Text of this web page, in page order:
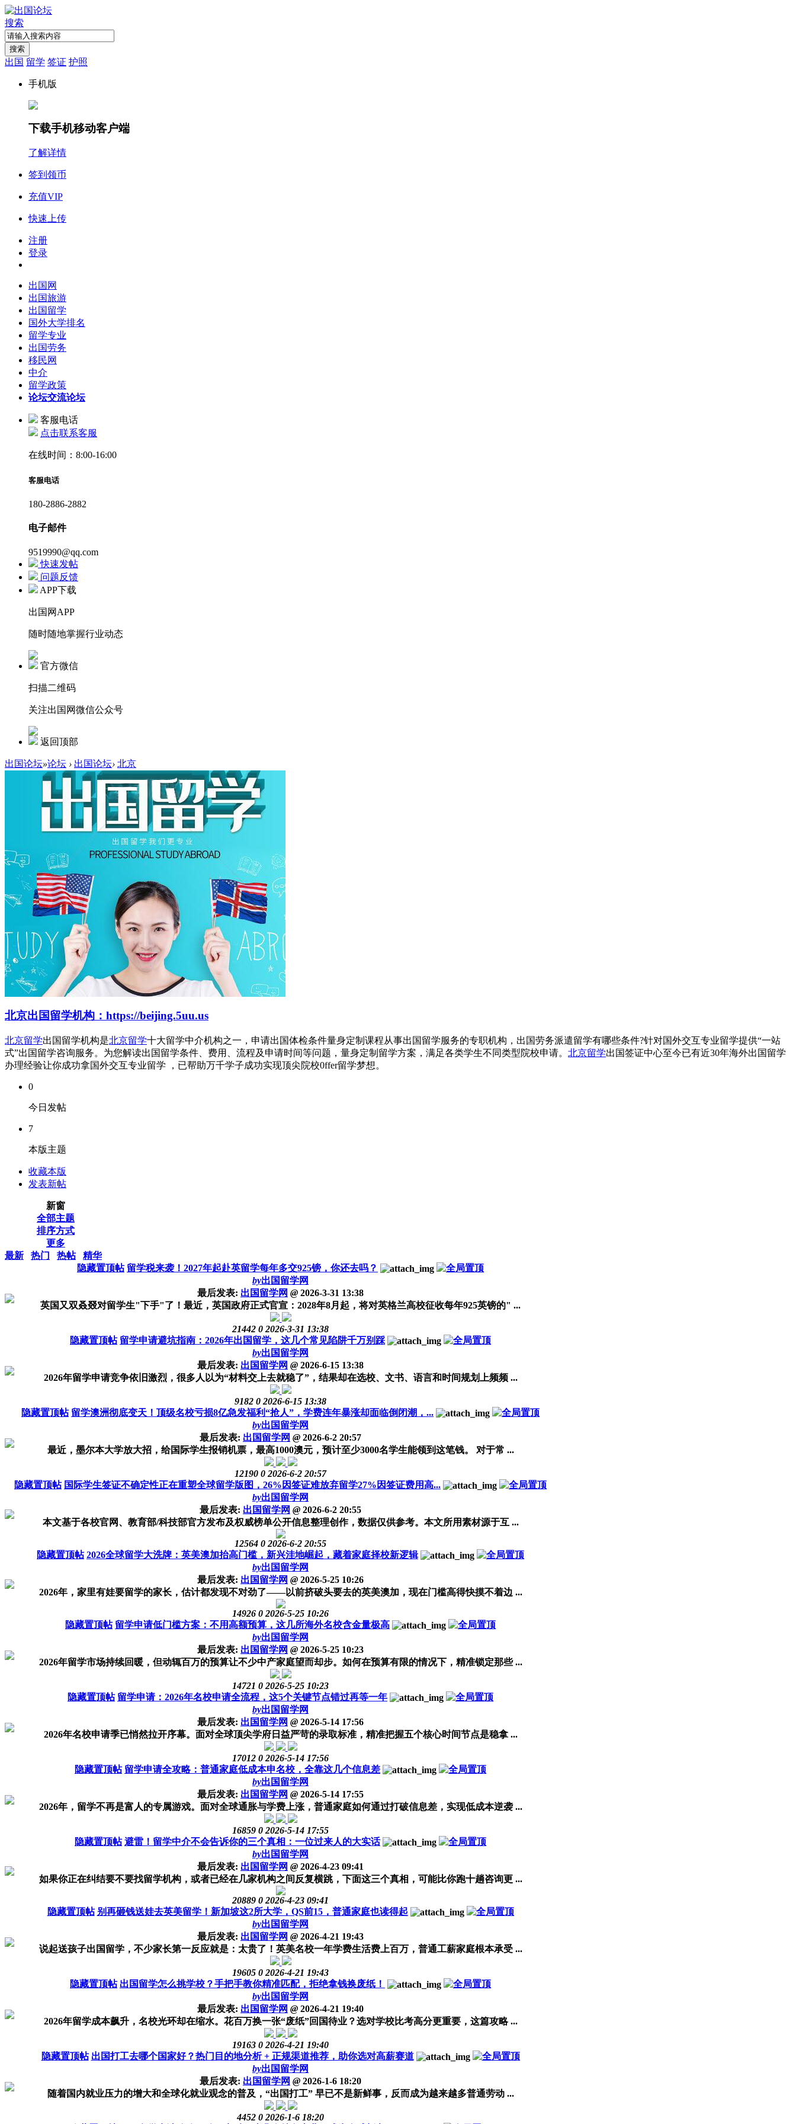
搜索
搜索
出国 留学 签证 护照
手机版
下载手机移动客户端
了解详情
签到领币
充值VIP
快速上传
注册
登录
出国网
出国旅游
出国留学
国外大学排名
留学专业
出国劳务
移民网
中介
留学政策
论坛交流论坛
客服电话
点击联系客服
在线时间：8:00-16:00
客服电话
180-2886-2882
电子邮件
9519990@qq.com
快速发帖
问题反馈
APP下载
出国网APP
随时随地掌握行业动态
官方微信
扫描二维码
关注出国网微信公众号
返回顶部
出国论坛»论坛 › 出国论坛› 北京
北京出国留学机构：https://beijing.5uu.us
北京留学出国留学机构是北京留学十大留学中介机构之一，申请出国体检条件量身定制课程从事出国留学服务的专职机构，出国劳务派遣留学有哪些条件?针对国外交互专业留学提供“一站
式”出国留学咨询服务。为您解读出国留学条件、费用、流程及申请时间等问题，量身定制留学方案，满足各类学生不同类型院校申请。 北京留学出国签证中心至今已有近30年海外出国留学
办理经验让你成功拿国外交互专业留学 ，已帮助万千学子成功实现顶尖院校0ffer留学梦想。
0
今日发帖
7
本版主题
收藏本版
发表新帖
新窗
全部主题
排序方式
更多
最新
热门 热帖
精华
隐藏置顶帖 留学税来袭！2027年起赴英留学每年多交925镑，你还去吗？
by出国留学网
最后发表: 出国留学网 @ 2026-3-31 13:38
英国又双叒叕对留学生"下手"了！最近，英国政府正式官宣：2028年8月起，将对英格兰高校征收每年925英镑的" ...
21442 0 2026-3-31 13:38
隐藏置顶帖 留学申请避坑指南：2026年出国留学，这几个常见陷阱千万别踩
by出国留学网
最后发表: 出国留学网 @ 2026-6-15 13:38
2026年留学申请竞争依旧激烈，很多人以为“材料交上去就稳了”，结果却在选校、文书、语言和时间规划上频频 ...
9182 0 2026-6-15 13:38
隐藏置顶帖 留学澳洲彻底变天！顶级名校亏损8亿急发福利“抢人”，学费连年暴涨却面临倒闭潮，...
by出国留学网
最后发表: 出国留学网 @ 2026-6-2 20:57
最近，墨尔本大学放大招，给国际学生报销机票，最高1000澳元，预计至少3000名学生能领到这笔钱。 对于常 ...
12190 0 2026-6-2 20:57
隐藏置顶帖 国际学生签证不确定性正在重塑全球留学版图，26%因签证难放弃留学27%因签证费用高...
by出国留学网
最后发表: 出国留学网 @ 2026-6-2 20:55
本文基于各校官网、教育部/科技部官方发布及权威榜单公开信息整理创作，数据仅供参考。本文所用素材源于互 ...
12564 0 2026-6-2 20:55
隐藏置顶帖 2026全球留学大洗牌：英美澳加抬高门槛，新兴洼地崛起，藏着家庭择校新逻辑
by出国留学网
最后发表: 出国留学网 @ 2026-5-25 10:26
2026年，家里有娃要留学的家长，估计都发现不对劲了——以前挤破头要去的英美澳加，现在门槛高得快摸不着边 ...
14926 0 2026-5-25 10:26
隐藏置顶帖 留学申请低门槛方案：不用高额预算，这几所海外名校含金量极高
by出国留学网
最后发表: 出国留学网 @ 2026-5-25 10:23
2026年留学市场持续回暖，但动辄百万的预算让不少中产家庭望而却步。如何在预算有限的情况下，精准锁定那些 ...
14721 0 2026-5-25 10:23
隐藏置顶帖 留学申请：2026年名校申请全流程，这5个关键节点错过再等一年
by出国留学网
最后发表: 出国留学网 @ 2026-5-14 17:56
2026年名校申请季已悄然拉开序幕。面对全球顶尖学府日益严苛的录取标准，精准把握五个核心时间节点是稳拿 ...
17012 0 2026-5-14 17:56
隐藏置顶帖 留学申请全攻略：普通家庭低成本申名校，全靠这几个信息差
by出国留学网
最后发表: 出国留学网 @ 2026-5-14 17:55
2026年，留学不再是富人的专属游戏。面对全球通胀与学费上涨，普通家庭如何通过打破信息差，实现低成本逆袭 ...
16859 0 2026-5-14 17:55
隐藏置顶帖 避雷！留学中介不会告诉你的三个真相：一位过来人的大实话
by出国留学网
最后发表: 出国留学网 @ 2026-4-23 09:41
如果你正在纠结要不要找留学机构，或者已经在几家机构之间反复横跳，下面这三个真相，可能比你跑十趟咨询更 ...
20889 0 2026-4-23 09:41
隐藏置顶帖 别再砸钱送娃去英美留学！新加坡这2所大学，QS前15，普通家庭也读得起
by出国留学网
最后发表: 出国留学网 @ 2026-4-21 19:43
说起送孩子出国留学，不少家长第一反应就是：太贵了！英美名校一年学费生活费上百万，普通工薪家庭根本承受 ...
19605 0 2026-4-21 19:43
隐藏置顶帖 出国留学怎么挑学校？手把手教你精准匹配，拒绝拿钱换废纸！
by出国留学网
最后发表: 出国留学网 @ 2026-4-21 19:40
2026年留学成本飙升，名校光环却在缩水。花百万换一张“废纸”回国待业？选对学校比考高分更重要，这篇攻略 ...
19163 0 2026-4-21 19:40
隐藏置顶帖 出国打工去哪个国家好？热门目的地分析 + 正规渠道推荐，助你选对高薪赛道
by出国留学网
最后发表: 出国留学网 @ 2026-1-6 18:20
随着国内就业压力的增大和全球化就业观念的普及，“出国打工” 早已不是新鲜事，反而成为越来越多普通劳动 ...
4452 0 2026-1-6 18:20